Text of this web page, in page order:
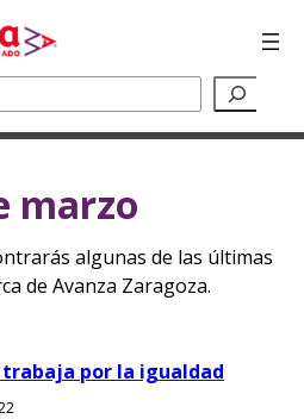
marzo
algunas de las últimas
de Avanza Zaragoza.
trabaja por la igualdad